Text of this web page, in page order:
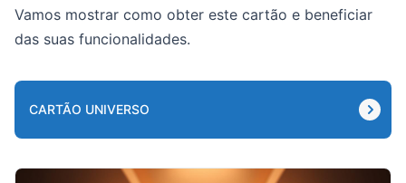
Vamos mostrar como obter este cartão e beneficiar
das suas funcionalidades.
CARTÃO UNIVERSO